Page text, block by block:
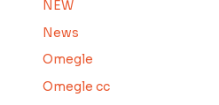
NEW
News
Omegle
Omegle cc